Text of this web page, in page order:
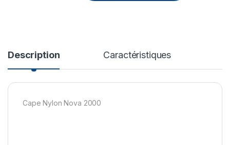
Description Caractéristiques
Cape Nylon Nova 2000